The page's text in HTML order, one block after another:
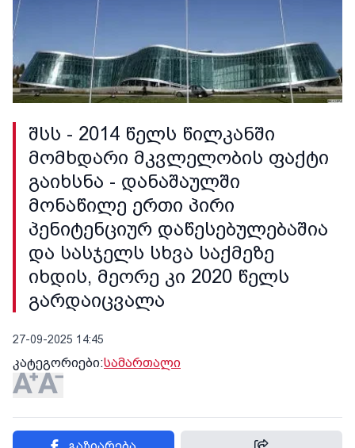
შსს - 2014 წელს წილკანში
მომხდარი მკვლელობის ფაქტი
გაიხსნა - დანაშაულში
მონაწილე ერთი პირი
პენიტენციურ დაწესებულებაშია
და სასჯელს სხვა საქმეზე
იხდის, მეორე კი 2020 წელს
გარდაიცვალა
27-09-2025 14:45
კატეგორიები:სამართალი